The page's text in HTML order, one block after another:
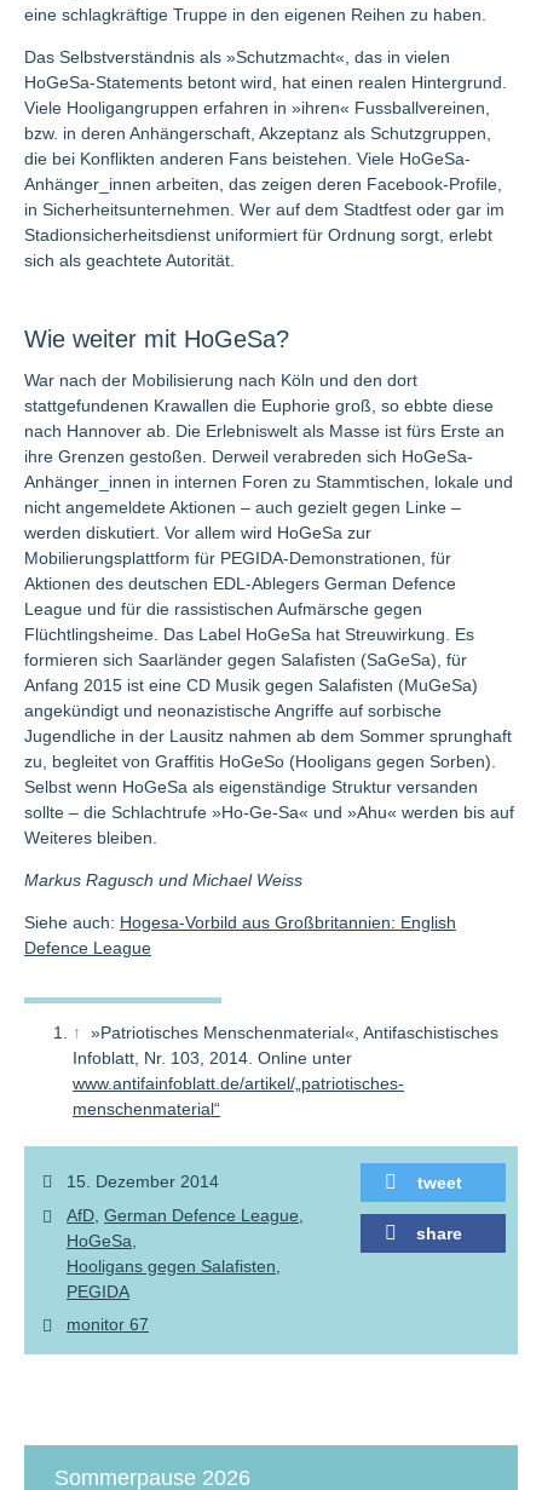
eine schlagkräftige Truppe in den eigenen Reihen zu haben.
Das Selbstverständnis als »Schutzmacht«, das in vielen
HoGeSa-Statements betont wird, hat einen realen Hintergrund.
Viele Hooligangruppen erfahren in »ihren« Fussballvereinen,
bzw. in deren Anhängerschaft, Akzeptanz als Schutzgruppen,
die bei Konflikten anderen Fans beistehen. Viele HoGeSa-
Anhänger_innen arbeiten, das zeigen deren Facebook-Profile,
in Sicherheitsunternehmen. Wer auf dem Stadtfest oder gar im
Stadionsicherheitsdienst uniformiert für Ordnung sorgt, erlebt
sich als geachtete Autorität.
Wie weiter mit HoGeSa?
War nach der Mobilisierung nach Köln und den dort
stattgefundenen Krawallen die Euphorie groß, so ebbte diese
nach Hannover ab. Die Erlebniswelt als Masse ist fürs Erste an
ihre Grenzen gestoßen. Derweil verabreden sich HoGeSa-
Anhänger_innen in internen Foren zu Stammtischen, lokale und
nicht angemeldete Aktionen – auch gezielt gegen Linke –
werden diskutiert. Vor allem wird HoGeSa zur
Mobilierungsplattform für PEGIDA-Demonstrationen, für
Aktionen des deutschen EDL-Ablegers German Defence
League und für die rassistischen Aufmärsche gegen
Flüchtlingsheime. Das Label HoGeSa hat Streuwirkung. Es
formieren sich Saarländer gegen Salafisten (SaGeSa), für
Anfang 2015 ist eine CD Musik gegen Salafisten (MuGeSa)
angekündigt und neonazistische Angriffe auf sorbische
Jugendliche in der Lausitz nahmen ab dem Sommer sprunghaft
zu, begleitet von Graffitis HoGeSo (Hooligans gegen Sorben).
Selbst wenn HoGeSa als eigenständige Struktur versanden
sollte – die Schlachtrufe »Ho-Ge-Sa« und »Ahu« werden bis auf
Weiteres bleiben.
Markus Ragusch und Michael Weiss
Siehe auch: Hogesa-Vorbild aus Großbritannien: English
Defence League
↑
»Patriotisches Menschenmaterial«, Antifaschistisches
Infoblatt, Nr. 103, 2014. Online unter
www.antifainfoblatt.de/artikel/„patriotisches-
menschenmaterial“
tweet
share
15. Dezember 2014
AfD German Defence League
HoGeSa
Hooligans gegen Salafisten
PEGIDA
monitor 67
Sommerpause 2026